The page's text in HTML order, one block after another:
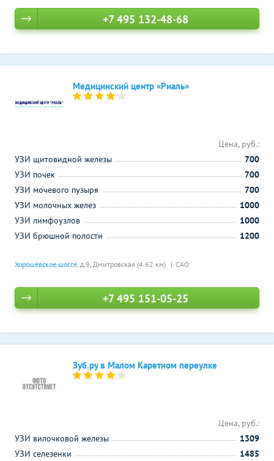
+7 495 132-48-68
Медицинский центр «Риаль»
Хорошёвское шоссе, д.9, Дмитровская (4.62 км) САО
Цена, руб.:
УЗИ щитовидной железы
700
УЗИ почек
700
УЗИ мочевого пузыря
700
УЗИ молочных желез
1000
УЗИ лимфоузлов
1000
УЗИ брюшной полости
1200
+7 495 151-05-25
Зуб.ру в Малом Каретном переулке
Цена, руб.:
УЗИ вилочковой железы
1309
УЗИ селезенки
1485